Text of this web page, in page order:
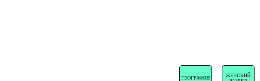
ГЕОГРАФИЯ
ЖЕНСКИЙ